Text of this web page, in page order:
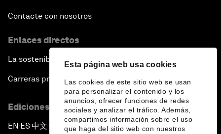
Esta página web usa cookies
Las cookies de este sitio web se usan
para personalizar el contenido y los
anuncios, ofrecer funciones de redes
sociales y analizar el tráfico. Además,
compartimos información sobre el uso
que haga del sitio web con nuestros
Contacte con nosotros
Enlaces directos
La sostenibilidad en el Foro
Carreras profesionales
Ediciones en otros idiomas
EN ▪ ES▪中文▪ 日本語